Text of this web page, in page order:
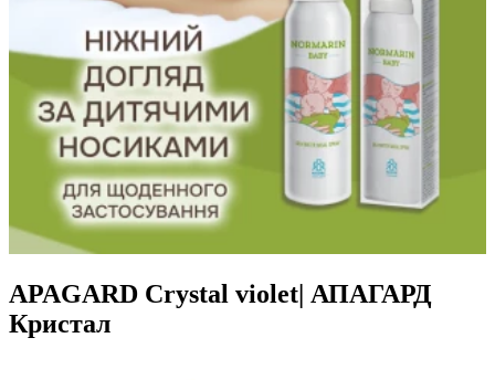
APAGARD Crystal violet| АПАГАРД
Кристал